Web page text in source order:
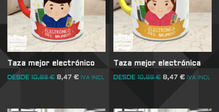
Taza mejor electrónico
DESDE 10,89€ 8,47 € IVA INCL
Taza mejor electrónica
DESDE 10,89€ 8,47€ IVA INCL